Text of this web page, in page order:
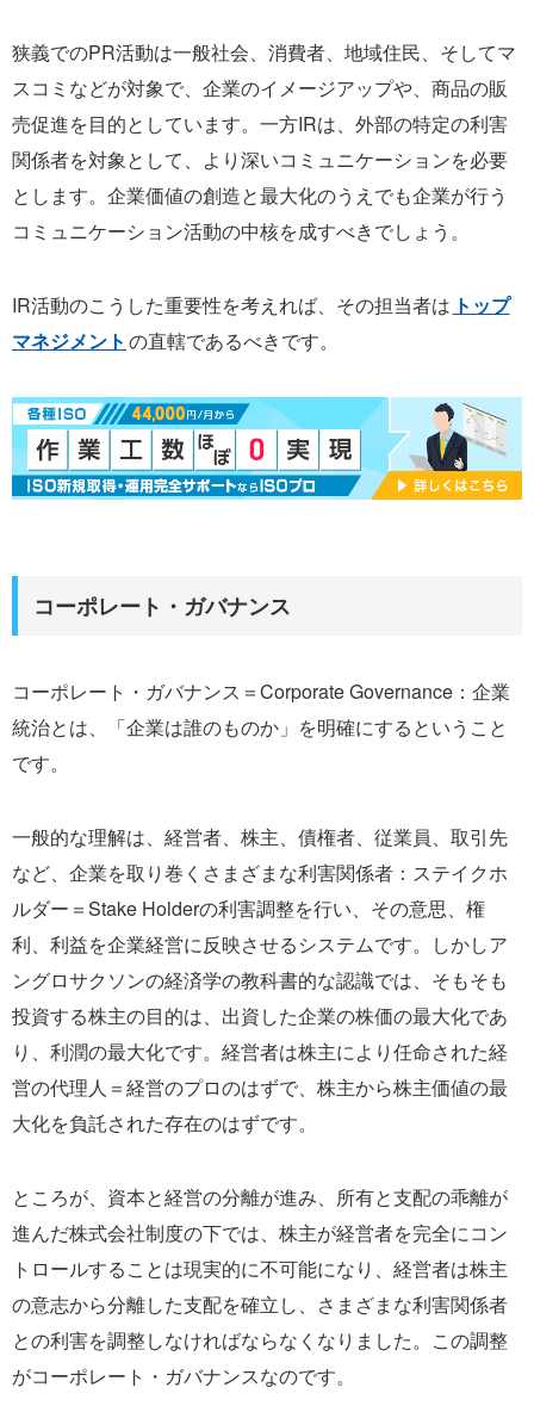
狭義でのPR活動は一般社会、消費者、地域住民、そしてマ
スコミなどが対象で、企業のイメージアップや、商品の販
売促進を目的としています。一方IRは、外部の特定の利害
関係者を対象として、より深いコミュニケーションを必要
とします。企業価値の創造と最大化のうえでも企業が行う
コミュニケーション活動の中核を成すべきでしょう。
IR活動のこうした重要性を考えれば、その担当者は トップ
マネジメント の直轄であるべきです。
コーポレート・ガバナンス
コーポレート・ガバナンス＝Corporate Governance：企業
統治とは、「企業は誰のものか」を明確にするということ
です。
一般的な理解は、経営者、株主、債権者、従業員、取引先
など、企業を取り巻くさまざまな利害関係者：ステイクホ
ルダー＝Stake Holderの利害調整を行い、その意思、権
利、利益を企業経営に反映させるシステムです。しかしア
ングロサクソンの経済学の教科書的な認識では、そもそも
投資する株主の目的は、出資した企業の株価の最大化であ
り、利潤の最大化です。経営者は株主により任命された経
営の代理人＝経営のプロのはずで、株主から株主価値の最
大化を負託された存在のはずです。
ところが、資本と経営の分離が進み、所有と支配の乖離が
進んだ株式会社制度の下では、株主が経営者を完全にコン
トロールすることは現実的に不可能になり、経営者は株主
の意志から分離した支配を確立し、さまざまな利害関係者
との利害を調整しなければならなくなりました。この調整
がコーポレート・ガバナンスなのです。